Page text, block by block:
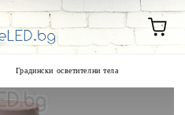
Градински осветителни тела